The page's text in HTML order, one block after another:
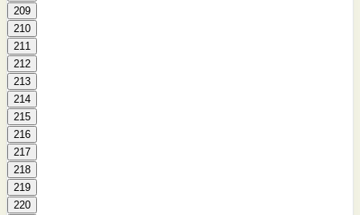
209
210
211
212
213
214
215
216
217
218
219
220